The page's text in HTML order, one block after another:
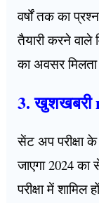
वर्षों तक का
तैयारी करने वाले
का अवसर
3. खुशखबरी
सेंट अप परीक्षा के
जाएगा 2024 का
परीक्षा में शामिल